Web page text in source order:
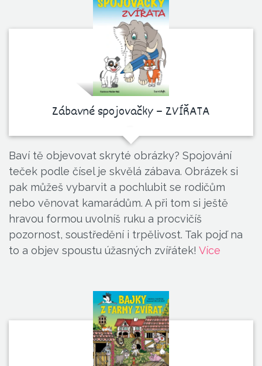
Zábavné spojovačky – ZVÍŘATA
Baví tě objevovat skryté obrázky? Spojování
teček podle čísel je skvělá zábava. Obrázek si
pak můžeš vybarvit a pochlubit se rodičům
nebo věnovat kamarádům. A při tom si ještě
hravou formou uvolníš ruku a procvičíš
pozornost, soustředění i trpělivost. Tak pojď na
to a objev spoustu úžasných zvířátek! Více